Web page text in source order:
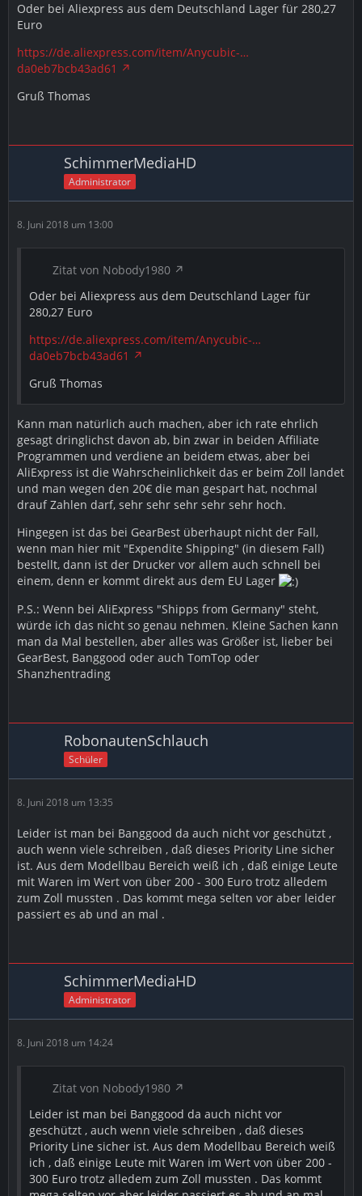
Oder bei Aliexpress aus dem Deutschland Lager für 280,27
Euro
https://de.aliexpress.com/item/Anycubic-…
da0eb7bcb43ad61
Gruß Thomas
SchimmerMediaHD
Administrator
8. Juni 2018 um 13:00
Zitat von Nobody1980
Oder bei Aliexpress aus dem Deutschland Lager für
280,27 Euro
https://de.aliexpress.com/item/Anycubic-…
da0eb7bcb43ad61
Gruß Thomas
Kann man natürlich auch machen, aber ich rate ehrlich
gesagt dringlichst davon ab, bin zwar in beiden Affiliate
Programmen und verdiene an beidem etwas, aber bei
AliExpress ist die Wahrscheinlichkeit das er beim Zoll landet
und man wegen den 20€ die man gespart hat, nochmal
drauf Zahlen darf, sehr sehr sehr sehr sehr hoch.
Hingegen ist das bei GearBest überhaupt nicht der Fall,
wenn man hier mit "Expendite Shipping" (in diesem Fall)
bestellt, dann ist der Drucker vor allem auch schnell bei
einem, denn er kommt direkt aus dem EU Lager
P.S.: Wenn bei AliExpress "Shipps from Germany" steht,
würde ich das nicht so genau nehmen. Kleine Sachen kann
man da Mal bestellen, aber alles was Größer ist, lieber bei
GearBest, Banggood oder auch TomTop oder
Shanzhentrading
RobonautenSchlauch
Schüler
8. Juni 2018 um 13:35
Leider ist man bei Banggood da auch nicht vor geschützt ,
auch wenn viele schreiben , daß dieses Priority Line sicher
ist. Aus dem Modellbau Bereich weiß ich , daß einige Leute
mit Waren im Wert von über 200 - 300 Euro trotz alledem
zum Zoll mussten . Das kommt mega selten vor aber leider
passiert es ab und an mal .
SchimmerMediaHD
Administrator
8. Juni 2018 um 14:24
Zitat von Nobody1980
Leider ist man bei Banggood da auch nicht vor
geschützt , auch wenn viele schreiben , daß dieses
Priority Line sicher ist. Aus dem Modellbau Bereich weiß
ich , daß einige Leute mit Waren im Wert von über 200 -
300 Euro trotz alledem zum Zoll mussten . Das kommt